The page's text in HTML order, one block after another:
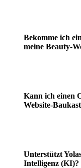
Bekomme ich
meine Beauty-
Kann ich einen
Website-
Unterstützt
Intelligenz (KI)?